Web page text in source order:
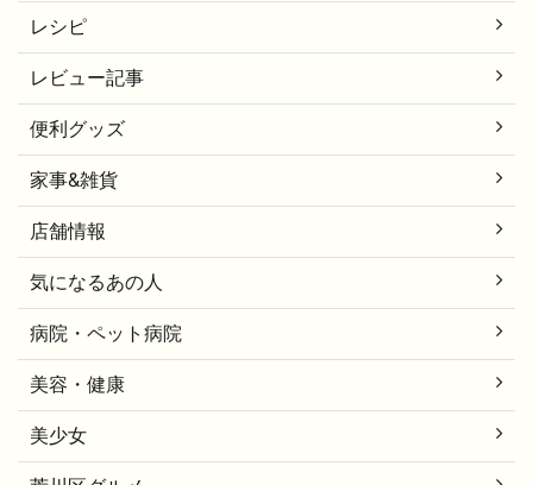
レシピ
レビュー記事
便利グッズ
家事&雑貨
店舗情報
気になるあの人
病院・ペット病院
美容・健康
美少女